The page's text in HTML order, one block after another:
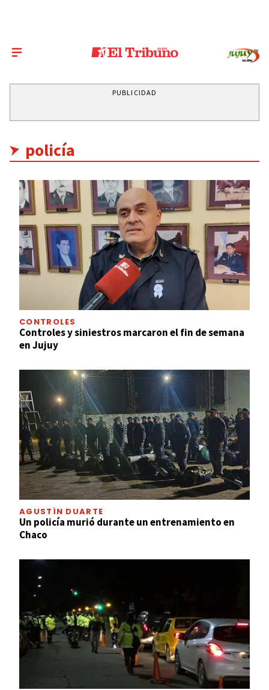
PUBLICIDAD
policía
CONTROLES
Controles y siniestros marcaron el fin de semana
en Jujuy
AGUSTÍN DUARTE
Un policía murió durante un entrenamiento en
Chaco